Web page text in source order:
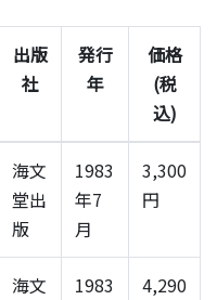
出版
社
発行
年
価格
(税
込)
海文
堂出
版
1983
年7
月
3,300
円
海文
1983
4,290